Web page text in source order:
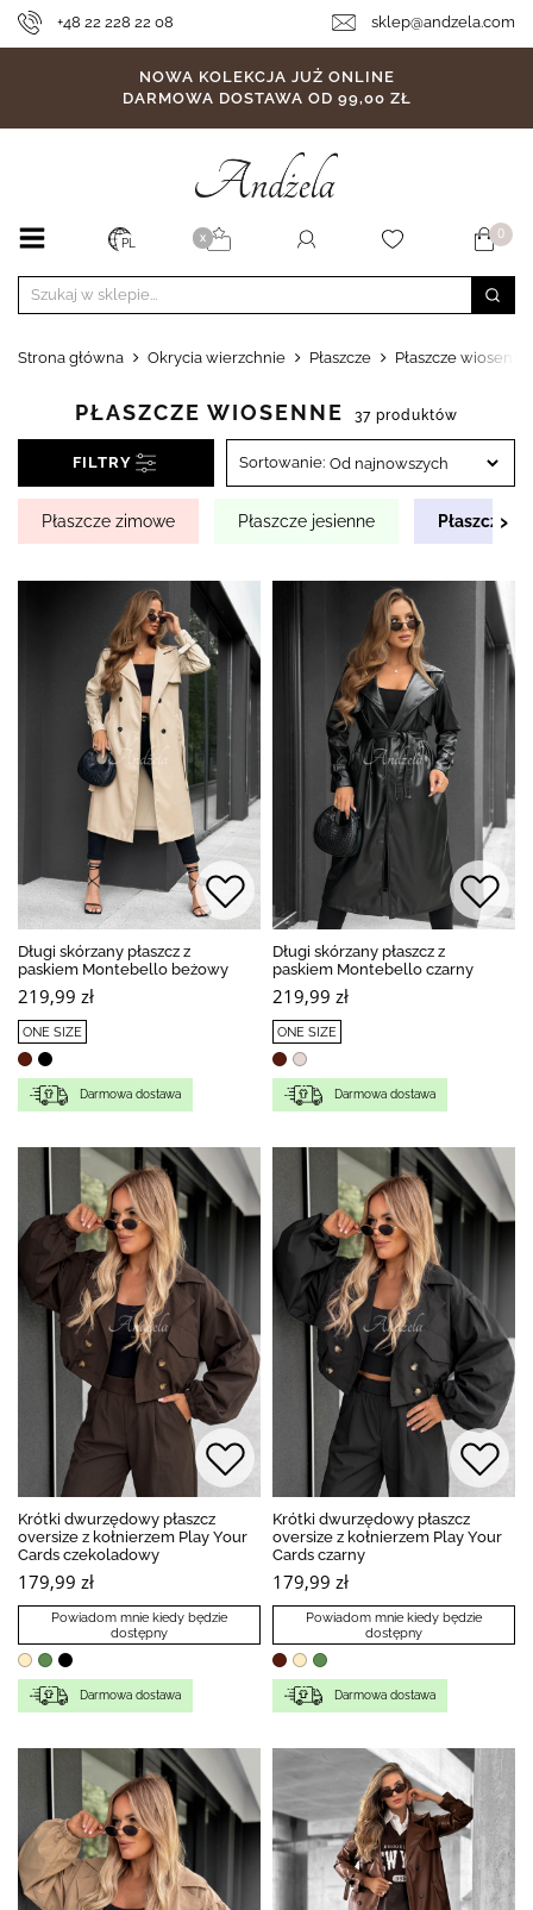
+48 22 228 22 08 sklep@andzela.com
NOWA KOLEKCJA JUŻ ONLINE
DARMOWA DOSTAWA OD 99,00 ZŁ
PL X 0
Strona główna Okrycia wierzchnie Płaszcze Płaszcze wiosenne
PŁASZCZE WIOSENNE 37 produktów
FILTRY Sortowanie:
Płaszcze zimowe Płaszcze jesienne Płaszcze
›
Długi skórzany płaszcz z
paskiem Montebello beżowy
219,99 zł
ONE SIZE
Darmowa dostawa
Długi skórzany płaszcz z
paskiem Montebello czarny
219,99 zł
ONE SIZE
Darmowa dostawa
Krótki dwurzędowy płaszcz
oversize z kołnierzem Play Your
Cards czekoladowy
179,99 zł
Powiadom mnie kiedy będzie
dostępny
Darmowa dostawa
Krótki dwurzędowy płaszcz
oversize z kołnierzem Play Your
Cards czarny
179,99 zł
Powiadom mnie kiedy będzie
dostępny
Darmowa dostawa